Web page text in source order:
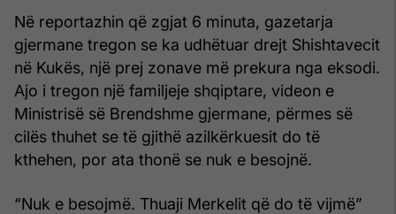
Në reportazhin që zgjat 6 minuta, gazetarja
gjermane tregon se ka udhëtuar drejt Shishtavecit
në Kukës, një prej zonave më prekura nga eksodi.
Ajo i tregon një familjeje shqiptare, videon e
Ministrisë së Brendshme gjermane, përmes së
cilës thuhet se të gjithë azilkërkuesit do të
kthehen, por ata thonë se nuk e besojnë.
“Nuk e besojmë. Thuaji Merkelit që do të vijmë”